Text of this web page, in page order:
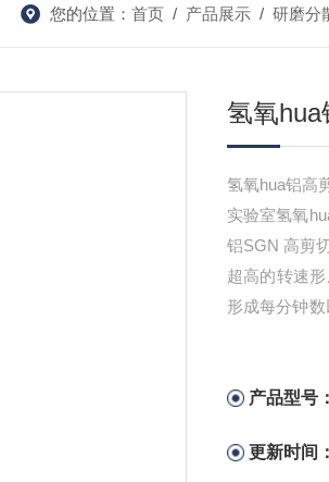
您的位置： 首页/ 产品展示/ 研磨分
氢氧
氢氧hua铝高
实验室氢氧
铝SGN 高剪
超高的转速
形成每分钟
产品型号：
更新时间：